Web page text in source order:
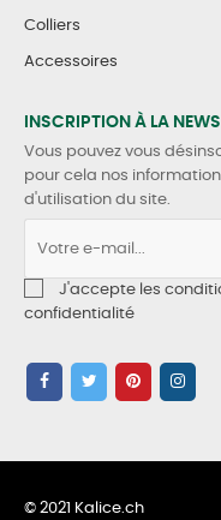
Colliers
Accessoires
INSCRIPTION À LA
Vous pouvez vous
pour cela nos
d'utilisation du site.
J'accepte les
confidentialité
© 2021 Kalice.ch